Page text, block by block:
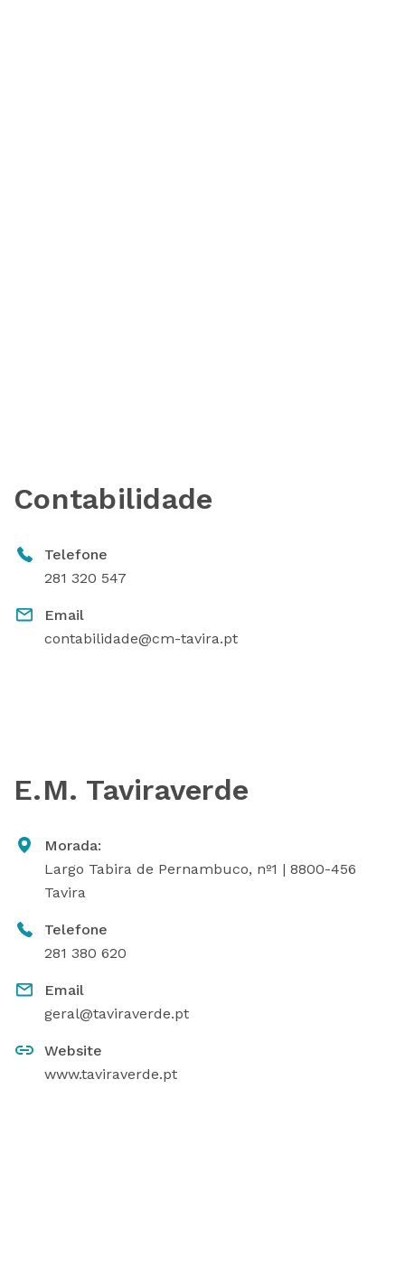
Contabilidade
Telefone
281 320 547
Email
contabilidade@cm-tavira.pt
E.M. Taviraverde
Morada:
Largo Tabira de Pernambuco, nº1 | 8800-456
Tavira
Telefone
281 380 620
Email
geral@taviraverde.pt
Website
www.taviraverde.pt